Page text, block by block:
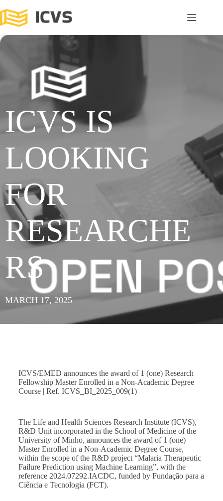
ICVS IS
LOOKING
FOR
RESEARCHE
RS
MARCH 17, 2025
ICVS/EMED announces the award of 1 (one) Research
Fellowship Master Enrolled in a Non-Academic Degree
Course | Ref. ICVS_BI_2025_009(1)
The Life and Health Sciences Research Institute (ICVS),
R&D Unit incorporated in the School of Medicine of the
University of Minho, announces the award of 1 (one)
Master Enrolled in a Non-Academic Degree Course,
within the scope of the R&D project “Malaria Therapeutic
Failure Prediction using Machine Learning”, with the
reference 2024.07292.IACDC, funded by Fundação para a
Ciência e Tecnologia (FCT).